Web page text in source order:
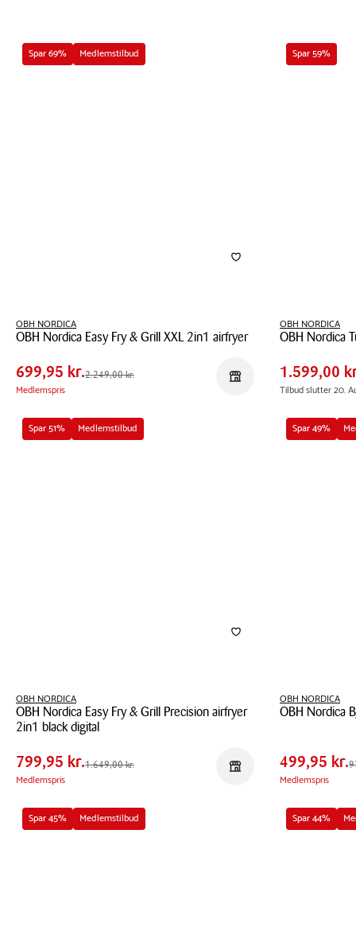
Spar 69% Medlemstilbud
OBH NORDICA
OBH Nordica Easy Fry & Grill XXL 2in1 airfryer
OBH
Nordica
Fry
&
Pris
tabel
Pris
699,95 kr.
Førpris
2.249,00 kr.
699,95 kr.2.249,00 kr.
Medlemspris
Reservér i butik
Spar 59%
OBH NORDICA
OBH Nordica
OBH
Nordica
Cuisine
&
Pris
tabel
Pris
Førpris
1.599,00
Tilbud slutter 20.
Spar 51% Medlemstilbud
OBH NORDICA
OBH Nordica Easy Fry & Grill Precision airfryer
2in1 black digital
OBH
Nordica
Fry
&
Pris
tabel
Pris
799,95 kr.
Førpris
1.649,00 kr.
799,95 kr.1.649,00 kr.
Medlemspris
Reservér i butik
Spar 49%
OBH NORDICA
OBH Nordica
Nordica
Björn
Tools
skægtrimmer
Pris
Pris
Førpris
499,95 kr.
Medlemspris
Spar 45% Medlemstilbud Spar 44%